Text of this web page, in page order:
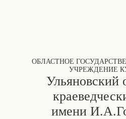
ОБЛАСТНОЕ
УЧРЕЖДЕНИЕ
Ульяновский
имени